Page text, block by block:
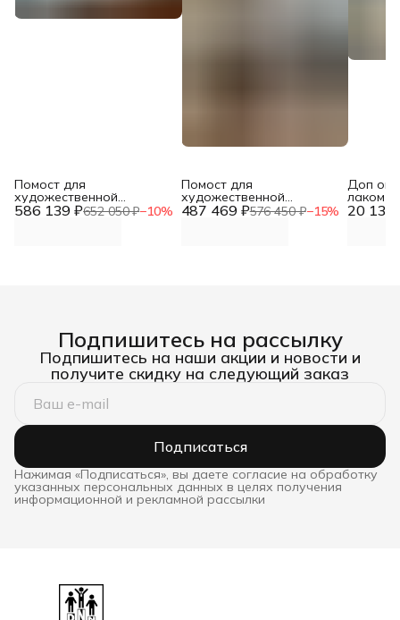
586 139 ₽652 050 ₽−10%
Помост для
художественной
гимнастики 13.7х13.7 м, 487 469 ₽576 450 ₽−15%
Помост для
художественной
гимнастики 13.7х13.7 м, не 20 138
Доп
лаком в
Подпишитесь на рассылку
Подпишитесь на наши акции и новости и
получите скидку на следующий заказ
Подписаться
Нажимая «Подписаться», вы даете согласие на обработку
указанных персональных данных в целях получения
информационной и рекламной рассылки